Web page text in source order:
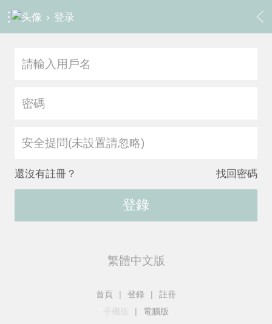
› 登录
安全提問(未設置請忽略)
還沒有註冊？ 找回密碼
登錄
繁體中文版
首頁 | 登錄 |
註冊
手機版
| 電腦版